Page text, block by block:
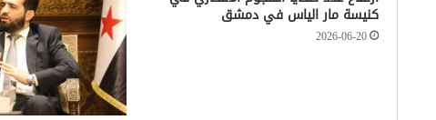
كنيسة مار الياس في دمشق
2026-06-20